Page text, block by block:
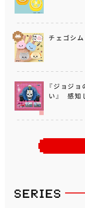
チェゴシ
『ジョジ
い』 感知